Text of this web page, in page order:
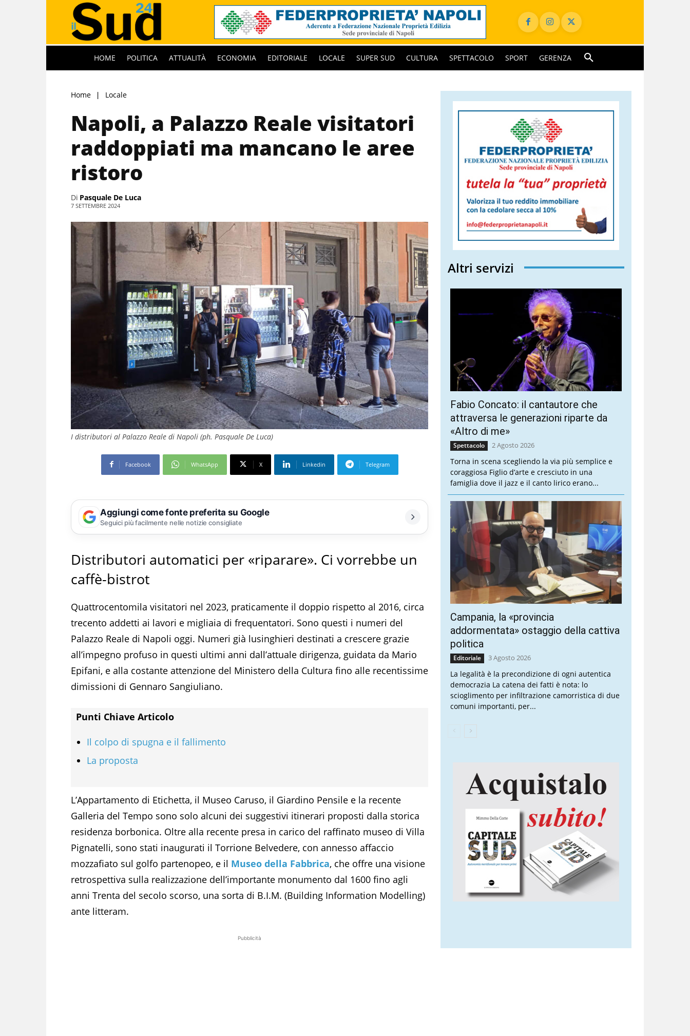
HOME POLITICA ATTUALITÀ ECONOMIA EDITORIALE LOCALE SUPER SUD CULTURA SPETTACOLO SPORT GERENZA
Home Locale
Napoli, a Palazzo Reale visitatori
raddoppiati ma mancano le aree
ristoro
Di Pasquale De Luca
7 SETTEMBRE 2024
I distributori al Palazzo Reale di Napoli (ph. Pasquale De Luca)
Facebook WhatsApp X Linkedin Telegram
Aggiungi come fonte preferita su Google
Seguici più facilmente nelle notizie consigliate
Distributori automatici per «riparare». Ci vorrebbe un
caffè-bistrot
Quattrocentomila visitatori nel 2023, praticamente il doppio rispetto al 2016, circa
trecento addetti ai lavori e migliaia di frequentatori. Sono questi i numeri del
Palazzo Reale di Napoli oggi. Numeri già lusinghieri destinati a crescere grazie
all’impegno profuso in questi ultimi anni dall’attuale dirigenza, guidata da Mario
Epifani, e alla costante attenzione del Ministero della Cultura fino alle recentissime
dimissioni di Gennaro Sangiuliano.
Punti Chiave Articolo
Il colpo di spugna e il fallimento
La proposta
L’Appartamento di Etichetta, il Museo Caruso, il Giardino Pensile e la recente
Galleria del Tempo sono solo alcuni dei suggestivi itinerari proposti dalla storica
residenza borbonica. Oltre alla recente presa in carico del raffinato museo di Villa
Pignatelli, sono stati inaugurati il Torrione Belvedere, con annesso affaccio
mozzafiato sul golfo partenopeo, e il Museo della Fabbrica, che offre una visione
retrospettiva sulla realizzazione dell’importante monumento dal 1600 fino agli
anni Trenta del secolo scorso, una sorta di B.I.M. (Building Information Modelling)
ante litteram.
Pubblicità
Altri servizi
Fabio Concato: il cantautore che
attraversa le generazioni riparte da
«Altro di me»
Spettacolo 2 Agosto 2026
Torna in scena scegliendo la via più semplice e
coraggiosa Figlio d’arte e cresciuto in una
famiglia dove il jazz e il canto lirico erano...
Campania, la «provincia
addormentata» ostaggio della cattiva
politica
Editoriale 3 Agosto 2026
La legalità è la precondizione di ogni autentica
democrazia La catena dei fatti è nota: lo
scioglimento per infiltrazione camorristica di due
comuni importanti, per...